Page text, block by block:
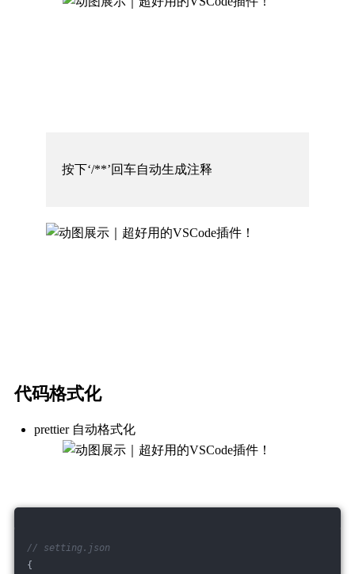
按下‘/**’回车自动生成注释
代码格式化
prettier 自动格式化
// setting.json
{